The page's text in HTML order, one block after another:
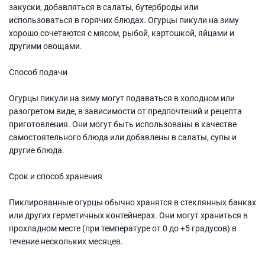
закуски, добавляться в салаты, бутерброды или
использоваться в горячих блюдах. Огурцы пикули на зиму
хорошо сочетаются с мясом, рыбой, картошкой, яйцами и
другими овощами.
Способ подачи
Огурцы пикули на зиму могут подаваться в холодном или
разогретом виде, в зависимости от предпочтений и рецепта
приготовления. Они могут быть использованы в качестве
самостоятельного блюда или добавлены в салаты, супы и
другие блюда.
Срок и способ хранения
Пиклированные огурцы обычно хранятся в стеклянных банках
или других герметичных контейнерах. Они могут храниться в
прохладном месте (при температуре от 0 до +5 градусов) в
течение нескольких месяцев.